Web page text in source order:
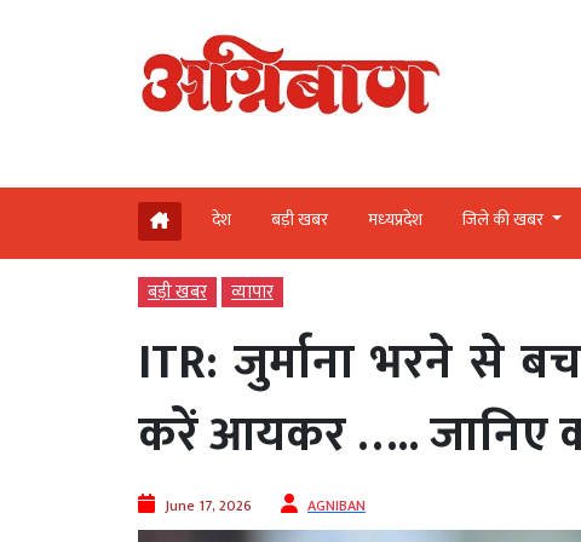
देश बड़ी खबर मध्‍यप्रदेश जिले की खबर
बड़ी खबर व्‍यापार
ITR: जुर्माना भरने से
करें आयकर ….. जानिए
June 17, 2026 AGNIBAN